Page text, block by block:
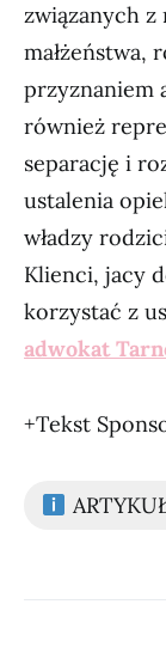
związanych z
małżeństwa,
przyznaniem
również
separację i
ustalenia
władzy
Klienci, jacy
korzystać z
adwokat
+Tekst